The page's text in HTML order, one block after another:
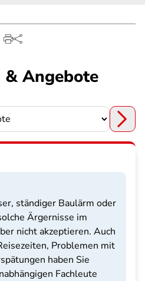
Angebote
ständiger Baulärm oder
Ärgernisse im
nicht akzeptieren. Auch
Problemen mit
haben Sie
Fachleute